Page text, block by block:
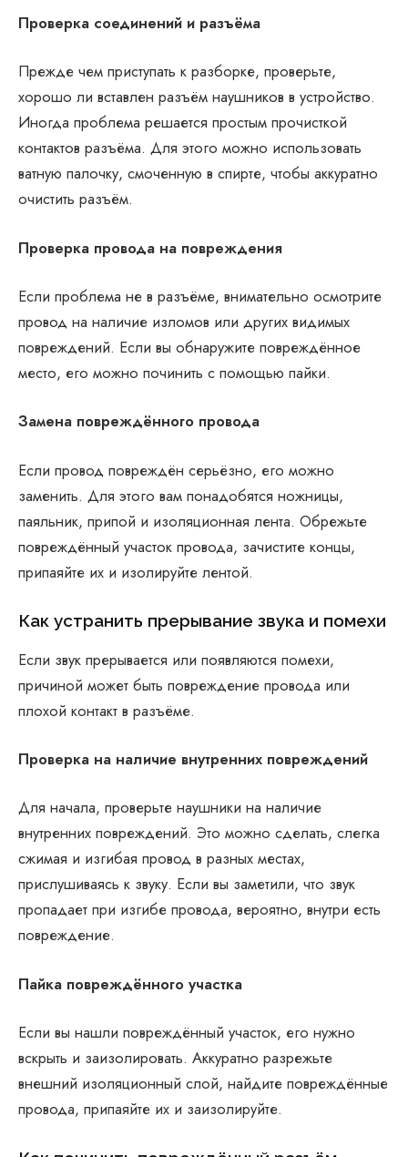
Проверка соединений и разъёма
Прежде чем приступать к разборке, проверьте,
хорошо ли вставлен разъём наушников в устройство.
Иногда проблема решается простым прочисткой
контактов разъёма. Для этого можно использовать
ватную палочку, смоченную в спирте, чтобы аккуратно
очистить разъём.
Проверка провода на повреждения
Если проблема не в разъёме, внимательно осмотрите
провод на наличие изломов или других видимых
повреждений. Если вы обнаружите повреждённое
место, его можно починить с помощью пайки.
Замена повреждённого провода
Если провод повреждён серьёзно, его можно
заменить. Для этого вам понадобятся ножницы,
паяльник, припой и изоляционная лента. Обрежьте
повреждённый участок провода, зачистите концы,
припаяйте их и изолируйте лентой.
Как устранить прерывание звука и помехи
Если звук прерывается или появляются помехи,
причиной может быть повреждение провода или
плохой контакт в разъёме.
Проверка на наличие внутренних повреждений
Для начала, проверьте наушники на наличие
внутренних повреждений. Это можно сделать, слегка
сжимая и изгибая провод в разных местах,
прислушиваясь к звуку. Если вы заметили, что звук
пропадает при изгибе провода, вероятно, внутри есть
повреждение.
Пайка повреждённого участка
Если вы нашли повреждённый участок, его нужно
вскрыть и заизолировать. Аккуратно разрежьте
внешний изоляционный слой, найдите повреждённые
провода, припаяйте их и заизолируйте.